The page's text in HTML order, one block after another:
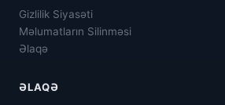
Gizlilik Siyasəti
Məlumatların Silinməsi
Əlaqə
ƏLAQƏ